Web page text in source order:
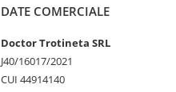
DATE COMERCIALE
Doctor Trotineta SRL
J40/16017/2021
CUI 44914140